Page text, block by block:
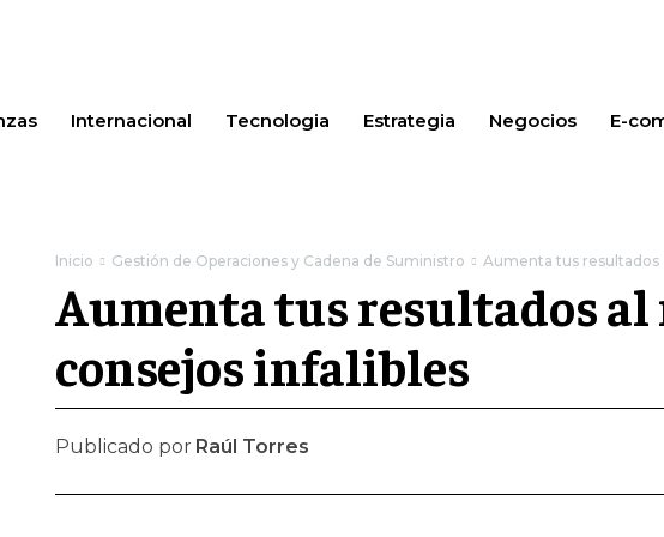
Internacional Tecnologia Estrategia Negocios E-
Inicio Gestión de Operaciones y Cadena de Suministro Aumenta tus resultados
Aumenta tus resultados al
consejos infalibles
Publicado por Raúl Torres